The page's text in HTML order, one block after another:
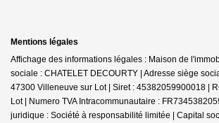
Mentions légales
Affichage des informations légales : Maison de
sociale : CHATELET DECOURTY | Adresse siège
47300 Villeneuve sur Lot | Siret : 45382059900018 |
Lot | Numero TVA Intracommunautaire :
juridique : Société à responsabilité limitée | Capital